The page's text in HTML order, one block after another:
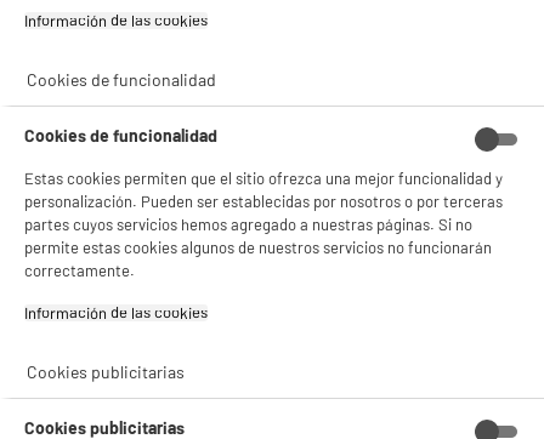
Con el fin de mejorar tu experiencia, y tras tu consentimiento, ELECTRO DEPOT
y sus socios utilizan cookies que procesan tus datos personales para:
- ofrecer publicidad y comunicaciones personalizadas
Consulta la política de cookies.
Si aceptas, la experiencia será aún mejor. Si no acepta, se utilizarán cookies
estadísticas anónimas basadas en tu navegación. Puedes oponerte a su uso
gestionando sus cookies.
¡Buena visita!
Información de las cookies‎
Cookies de funcionalidad
Cookies de funcionalidad
Estas cookies permiten que el sitio ofrezca una mejor funcionalidad y
personalización. Pueden ser establecidas por nosotros o por terceras
partes cuyos servicios hemos agregado a nuestras páginas. Si no
permite estas cookies algunos de nuestros servicios no funcionarán
correctamente.
Información de las cookies‎
Cookies publicitarias
Cookies publicitarias